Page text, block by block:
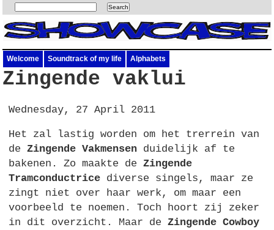
Welcome Soundtrack of my life Alphabets
Zingende vaklui
Wednesday, 27 April 2011
Het zal lastig worden om het trerrein van
deZingende Vakmensen duidelijk af te
bakenen. Zo maakte deZingende
Tramconductrice diverse singels, maar ze
zingt niet over haar werk, om maar een
voorbeeld te noemen. Toch hoort zij zeker
in dit overzicht. Maar deZingende Cowboy